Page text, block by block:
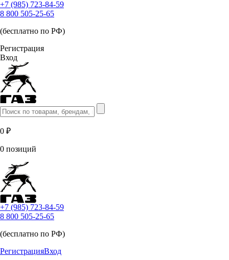
+7 (985) 723-84-59
8 800 505-25-65
(бесплатно по РФ)
Регистрация
Вход
0 ₽
0 позиций
+7 (985) 723-84-59
8 800 505-25-65
(бесплатно по РФ)
РегистрацияВход